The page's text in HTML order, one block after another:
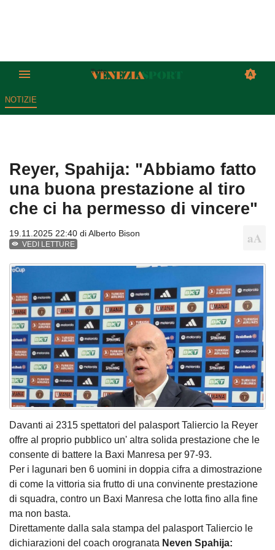
NOTIZIE
Reyer, Spahija: "Abbiamo fatto
una buona prestazione al tiro
che ci ha permesso di vincere"
19.11.2025 22:40 diAlberto Bison
VEDI LETTURE
Davanti ai 2315 spettatori del palasport Taliercio la Reyer
offre al proprio pubblico un' altra solida prestazione che le
consente di battere la Baxi Manresa per 97-93.
Per i lagunari ben 6 uomini in doppia cifra a dimostrazione
di come la vittoria sia frutto di una convinente prestazione
di squadra, contro un Baxi Manresa che lotta fino alla fine
ma non basta.
Direttamente dalla sala stampa del palasport Taliercio le
dichiarazioni del coach orogranata Neven Spahija: